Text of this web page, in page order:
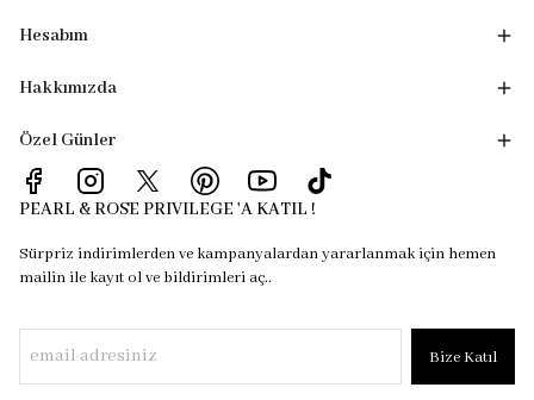
Hesabım
Hakkımızda
Özel Günler
PEARL & ROSE PRIVILEGE 'A KATIL !
Sürpriz indirimlerden ve kampanyalardan yararlanmak için hemen
mailin ile kayıt ol ve bildirimleri aç..
Bize Katıl